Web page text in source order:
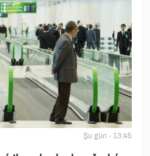
Şu gün - 13:45